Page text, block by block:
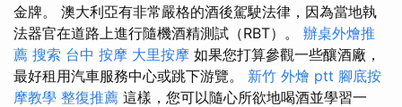
金牌。 澳大利亞有非常嚴格的酒後駕駛法律，因為當地執
法器官在道路上進行隨機酒精測試（RBT）。 辦桌外燴推
薦 搜索 台中 按摩 大里按摩 如果您打算參觀一些釀酒廠，
最好租用汽車服務中心或跳下游覽。 新竹 外燴 ptt 腳底按
摩教學 整復推薦 這樣，您可以隨心所欲地喝酒並學習一